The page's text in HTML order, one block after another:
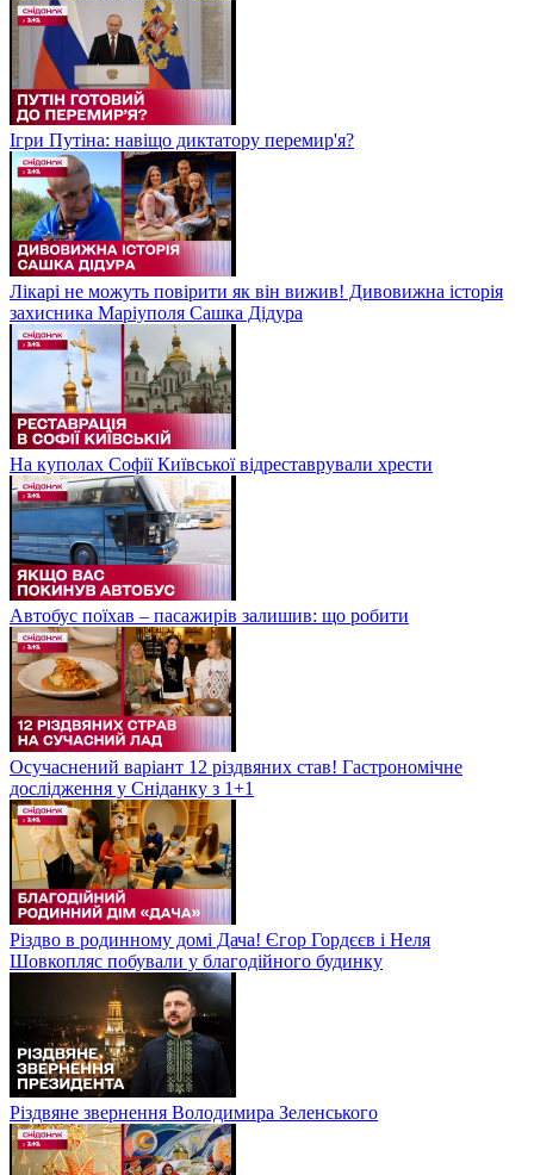
Ігри Путіна: навіщо диктатору перемир'я?
Лікарі не можуть повірити як він вижив! Дивовижна історія
захисника Маріуполя Сашка Дідура
На куполах Софії Київської відреставрували хрести
Автобус поїхав – пасажирів залишив: що робити
Осучаснений варіант 12 різдвяних став! Гастрономічне
дослідження у Сніданку з 1+1
Різдво в родинному домі Дача! Єгор Гордєєв і Неля
Шовкопляс побували у благодійного будинку
Різдвяне звернення Володимира Зеленського